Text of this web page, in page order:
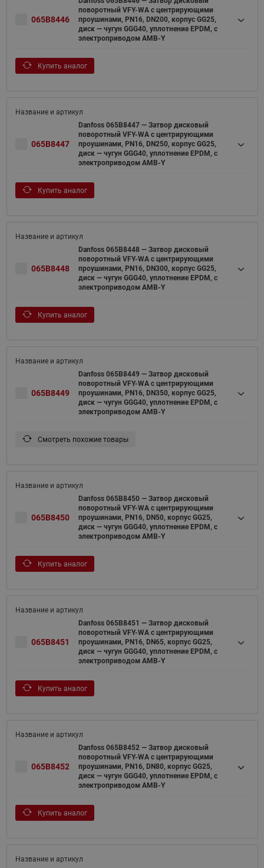
065B8446
поворотный VFY-WA с центрирующими
проушинами, PN16, DN200, корпус GG25,
диск — чугун GGG40, уплотнение EPDM, с
электроприводом AMB-Y
Купить аналог
065B8447
Danfoss 065B8447 — Затвор дисковый
поворотный VFY-WA с центрирующими
проушинами, PN16, DN250, корпус GG25,
диск — чугун GGG40, уплотнение EPDM, с
электроприводом AMB-Y
Купить аналог
065B8448
Danfoss 065B8448 — Затвор дисковый
поворотный VFY-WA с центрирующими
проушинами, PN16, DN300, корпус GG25,
диск — чугун GGG40, уплотнение EPDM, с
электроприводом AMB-Y
Купить аналог
065B8449
Danfoss 065B8449 — Затвор дисковый
поворотный VFY-WA с центрирующими
проушинами, PN16, DN350, корпус GG25,
диск — чугун GGG40, уплотнение EPDM, с
электроприводом AMB-Y
Смотреть похожие товары
065B8450
Danfoss 065B8450 — Затвор дисковый
поворотный VFY-WA с центрирующими
проушинами, PN16, DN50, корпус GG25,
диск — чугун GGG40, уплотнение EPDM, с
электроприводом AMB-Y
Купить аналог
065B8451
Danfoss 065B8451 — Затвор дисковый
поворотный VFY-WA с центрирующими
проушинами, PN16, DN65, корпус GG25,
диск — чугун GGG40, уплотнение EPDM, с
электроприводом AMB-Y
Купить аналог
065B8452
Danfoss 065B8452 — Затвор дисковый
поворотный VFY-WA с центрирующими
проушинами, PN16, DN80, корпус GG25,
диск — чугун GGG40, уплотнение EPDM, с
электроприводом AMB-Y
Купить аналог